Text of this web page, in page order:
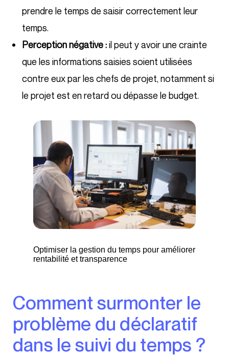
prendre le temps de saisir correctement leur
temps.
Perception négative :il peut y avoir une crainte
que les informations saisies soient utilisées
contre eux par les chefs de projet, notamment si
le projet est en retard ou dépasse le budget.
Optimiser la gestion du temps pour améliorer
rentabilité et transparence
Comment surmonter le
problème du déclaratif
dans le suivi du temps ?